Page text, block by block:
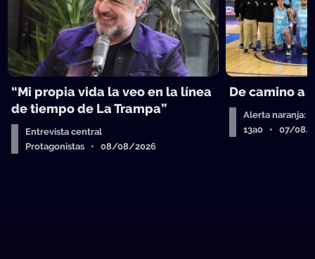
“Mi propia vida la veo en la línea
de tiempo de La Trampa”
Entrevista central
Protagonistas • 08/08/2026
De camino a
Alerta naranja:
13a0 • 07/08/